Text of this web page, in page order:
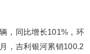
，同比增长101%，环
，吉利银河累销100.2